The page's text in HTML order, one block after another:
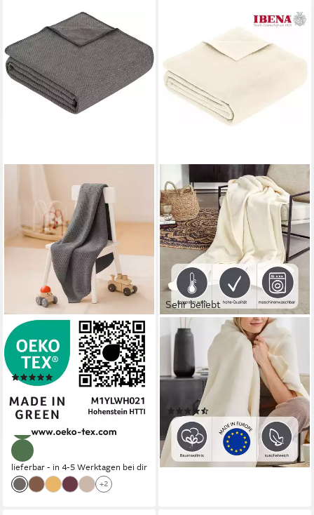
IBENA
Wohndecke Charlotte mit
GOTS, mit gewebter Struktur
(1)
ab 29,99 €
-25%
lieferbar - in 4-5 Werktagen bei dir
+2
Sehr beliebt
IBENA
Wohndecke Luxus,
verschiedene Größen, uni,
Kuscheldecke, Premium,
made in Europe!
ab 37,90 €
lieferbar - in 3-4 Werktagen bei dir
+15